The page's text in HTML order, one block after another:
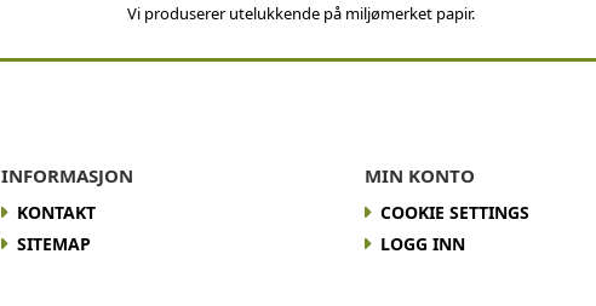
Vi produserer utelukkende på miljømerket papir.
INFORMASJON
KONTAKT
SITEMAP
MIN KONTO
COOKIE SETTINGS
LOGG INN